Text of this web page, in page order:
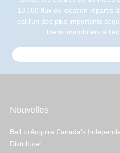
13.800 flux de location répartis
est l'un des plus importants
biens immobiliers à
Nouvelles
Bell to Acquire Canada’s
Distributel